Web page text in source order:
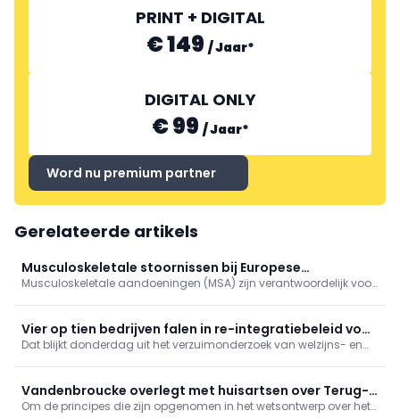
PRINT + DIGITAL
€ 149 /Jaar*
DIGITAL ONLY
€ 99 /Jaar*
Word nu premium partner
Gerelateerde artikels
Musculoskeletale stoornissen bij Europese
verpleegkundigen
Musculoskeletale aandoeningen (MSA) zijn verantwoordelijk voor
Vier op tien bedrijven falen in re-integratiebeleid voor
langdurig zieken
Dat blijkt donderdag uit het verzuimonderzoek van welzijns- en
Vandenbroucke overlegt met huisartsen over Terug-
Naar-Werk-beleid
Om de principes die zijn opgenomen in het wetsontwerp over het